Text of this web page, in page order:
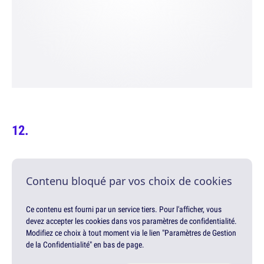
Contenu bloqué par vos choix de cookies
Ce contenu est fourni par un service tiers. Pour l'afficher, vous
devez accepter les cookies dans vos paramètres de confidentialité.
Modifiez ce choix à tout moment via le lien "Paramètres de Gestion
de la Confidentialité" en bas de page.